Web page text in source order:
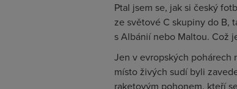
Ptal jsem se, jak si český
ze světové C skupiny do B,
s Albánií nebo Maltou. Což
Jen v evropských pohárech
místo živých sudí byli
raketovým pohonem, kteří